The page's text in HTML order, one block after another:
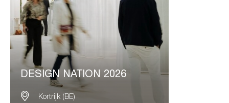
DESIGN NATION 2026
Kortrijk (BE)